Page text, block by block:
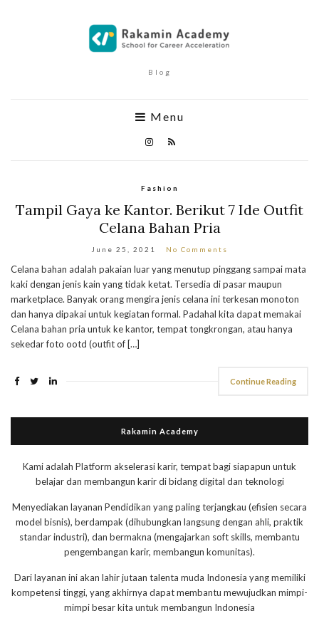
Blog
Menu
Fashion
Tampil Gaya ke Kantor. Berikut 7 Ide Outfit
Celana Bahan Pria
June 25, 2021 No Comments
Celana bahan adalah pakaian luar yang menutup pinggang sampai mata
kaki dengan jenis kain yang tidak ketat. Tersedia di pasar maupun
marketplace. Banyak orang mengira jenis celana ini terkesan monoton
dan hanya dipakai untuk kegiatan formal. Padahal kita dapat memakai
Celana bahan pria untuk ke kantor, tempat tongkrongan, atau hanya
sekedar foto ootd (outfit of […]
Continue Reading
Rakamin Academy
Kami adalah Platform akselerasi karir, tempat bagi siapapun untuk
belajar dan membangun karir di bidang digital dan teknologi
Menyediakan layanan Pendidikan yang paling terjangkau (efisien secara
model bisnis), berdampak (dihubungkan langsung dengan ahli, praktik
standar industri), dan bermakna (mengajarkan soft skills, membantu
pengembangan karir, membangun komunitas).
Dari layanan ini akan lahir jutaan talenta muda Indonesia yang memiliki
kompetensi tinggi, yang akhirnya dapat membantu mewujudkan mimpi-
mimpi besar kita untuk membangun Indonesia